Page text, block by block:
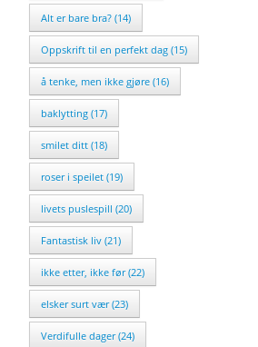
Alt er bare bra? (14)
Oppskrift til en perfekt dag (15)
å tenke, men ikke gjøre (16)
baklytting (17)
smilet ditt (18)
roser i speilet (19)
livets puslespill (20)
Fantastisk liv (21)
ikke etter, ikke før (22)
elsker surt vær (23)
Verdifulle dager (24)